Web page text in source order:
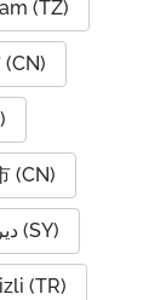
(TZ)
(CN)
Deir Ez Zor, دير الزور (SY)
(TR)